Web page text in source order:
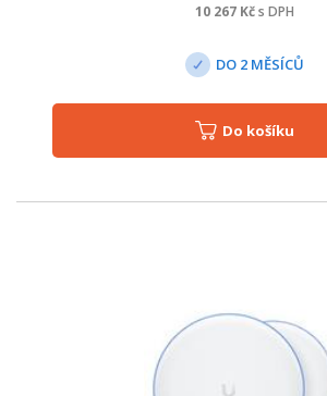
10 267Kč s DPH
DO 2 MĚSÍCŮ
Do košíku